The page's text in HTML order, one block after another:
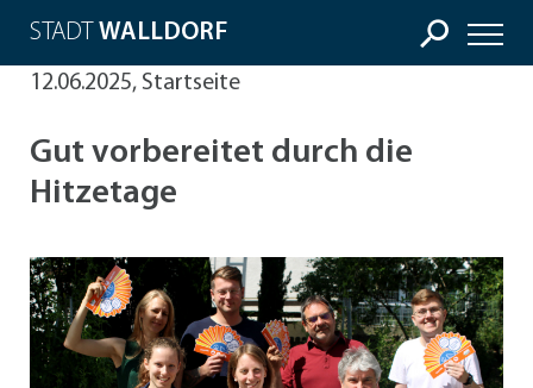
STADT WALLDORF
12.06.2025, Startseite
Gut vorbereitet durch die
Hitzetage